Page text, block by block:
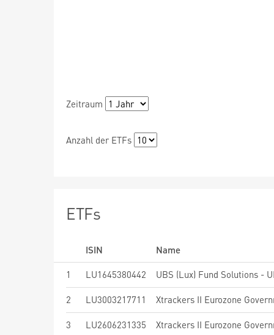
Zeitraum
Anzahl der ETFs
ETFs
ISIN
Name
1
LU1645380442
2 LU3003217711
3 LU2606231335